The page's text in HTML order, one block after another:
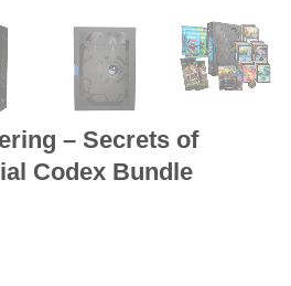
– Secrets of
Codex Bundle